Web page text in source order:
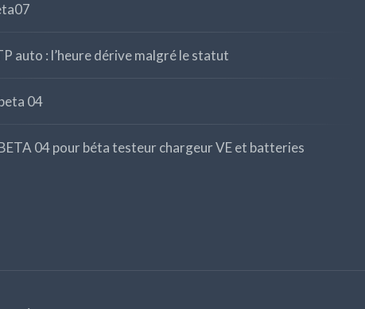
auto : l’heure dérive malgré le statut
04
04 pour béta testeur chargeur VE et batteries